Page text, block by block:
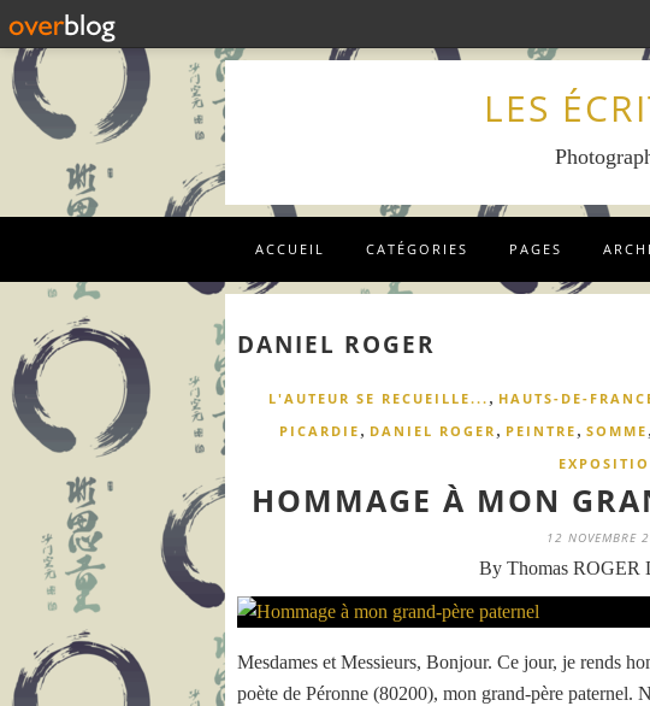
LES
ACCUEIL CATÉGORIES PAGES
DANIEL ROGER
L'AUTEUR SE RECUEILLE... , HAUTS-DE-
PICARDIE , DANIEL ROGER , PEINTRE , SOMME ,
HOMMAGE À MON
12 NOVEMBRE
By Thomas ROGER
Mesdames et Messieurs, Bonjour. Ce jour, je rends
poète de Péronne (80200), mon grand-père paternel.